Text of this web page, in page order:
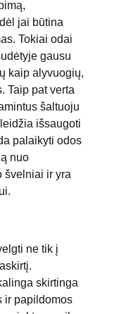
jai būtina
Tokiai odai
gausu
kaip alyvuogių,
Taip pat verta
šaltuoju
išsaugoti
palaikyti odos
nuo
švelniai ir yra
ne tik į
skirtinga
ir papildomos